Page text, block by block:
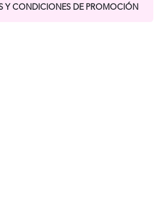
Y CONDICIONES DE PROMOCIÓN